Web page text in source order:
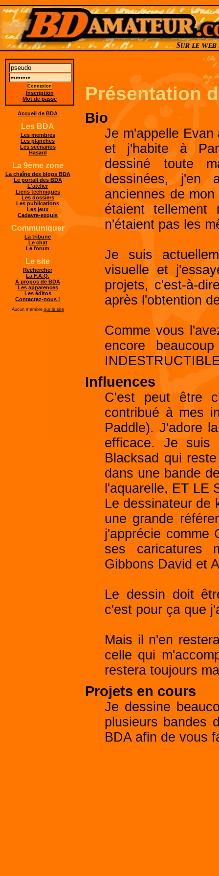
Présentation
Bio
Je m'appelle
et j'habite à
dessiné toute
dessinées, j'en
anciennes de
étaient
n'étaient pas les
Je suis
visuelle et
projets, c'est-à-
après l'obtention
Comme vous
encore
Influences
C'est peut être
contribué à mes
Paddle). J'adore
efficace. Je suis
Blacksad qui
dans une bande
l'aquarelle, ET LE
Le dessinateur de
une grande
j'apprécie comme
ses caricatures
Gibbons David et
Le dessin doit
c'est pour ça que
Mais il n'en
celle qui
restera toujours
Projets en cours
Je dessine
plusieurs bandes
BDA afin de vous
Inscription
Mot de passe
Accueil de BDA
Les BDA
Les membres
Les planches
Les scénarios
Hasard
La 9ème zone
La chaîne des blogs BDA
Le portail des BDA
L'atelier
Liens techniques
Les dossiers
Les publications
Les jeux
Cadavre-exquis
Communiquer
La tribune
Le chat
Le forum
Le site
Rechercher
La F.A.Q.
A propos de BDA
Les apparences
Les éditos
Contactez-nous !
Aucun membre sur le site